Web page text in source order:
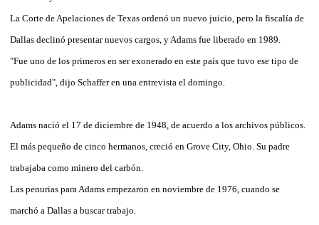
La Corte de Apelaciones de Texas ordenó un nuevo juicio, pero la fiscalía de
Dallas declinó presentar nuevos cargos, y Adams fue liberado en 1989.
"Fue uno de los primeros en ser exonerado en este país que tuvo ese tipo de
publicidad", dijo Schaffer en una entrevista el domingo.
Adams nació el 17 de diciembre de 1948, de acuerdo a los archivos públicos.
El más pequeño de cinco hermanos, creció en Grove City, Ohio. Su padre
trabajaba como minero del carbón.
Las penurias para Adams empezaron en noviembre de 1976, cuando se
marchó a Dallas a buscar trabajo.